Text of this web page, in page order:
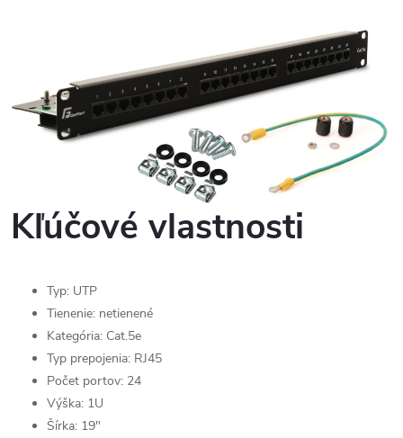
Kľúčové vlastnosti
Typ: UTP
Tienenie: netienené
Kategória: Cat.5e
Typ prepojenia: RJ45
Počet portov: 24
Výška: 1U
Šírka: 19"